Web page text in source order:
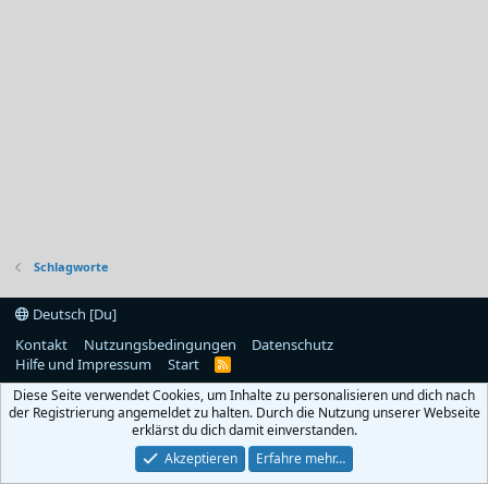
Schlagworte
Deutsch [Du]
Kontakt
Nutzungsbedingungen
Datenschutz
Hilfe und Impressum
Start
R
S
Diese Seite verwendet Cookies, um Inhalte zu personalisieren und dich nach
der Registrierung angemeldet zu halten. Durch die Nutzung unserer Webseite
erklärst du dich damit einverstanden.
Akzeptieren
Erfahre mehr…